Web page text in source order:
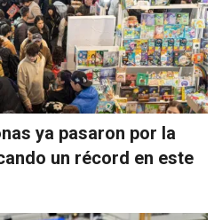
ya pasaron por la
un récord en este